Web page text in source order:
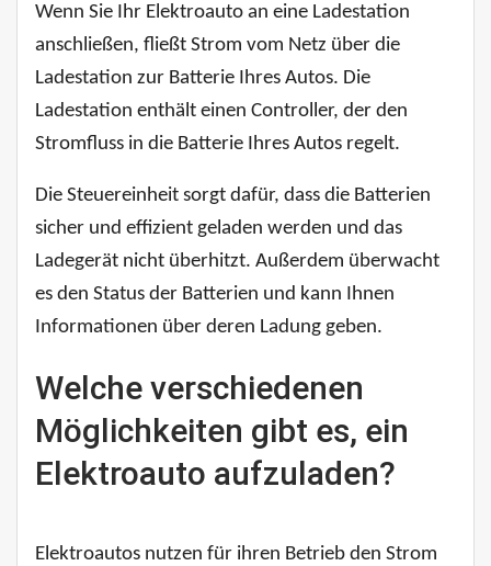
Wenn Sie Ihr Elektroauto an eine Ladestation
anschließen, fließt Strom vom Netz über die
Ladestation zur Batterie Ihres Autos. Die
Ladestation enthält einen Controller, der den
Stromfluss in die Batterie Ihres Autos regelt.
Die Steuereinheit sorgt dafür, dass die Batterien
sicher und effizient geladen werden und das
Ladegerät nicht überhitzt. Außerdem überwacht
es den Status der Batterien und kann Ihnen
Informationen über deren Ladung geben.
Welche verschiedenen
Möglichkeiten gibt es, ein
Elektroauto aufzuladen?
Elektroautos nutzen für ihren Betrieb den Strom